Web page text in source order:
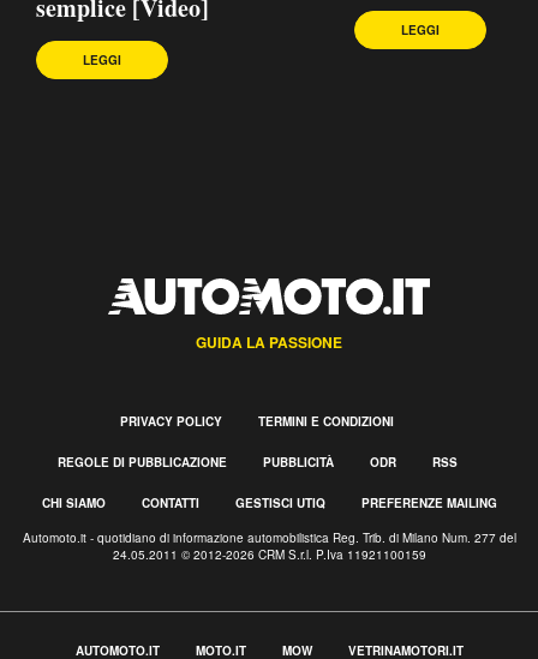
semplice [Video]
LEGGI
LEGGI
GUIDA LA PASSIONE
PRIVACY POLICY TERMINI E CONDIZIONI
REGOLE DI PUBBLICAZIONE PUBBLICITÀ ODR RSS
CHI SIAMO CONTATTI GESTISCI UTIQ PREFERENZE MAILING
Automoto.it - quotidiano di informazione automobilistica Reg. Trib. di Milano Num. 277 del
24.05.2011 © 2012-2026 CRM S.r.l. P.Iva 11921100159
AUTOMOTO.IT MOTO.IT MOW VETRINAMOTORI.IT